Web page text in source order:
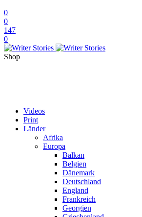
0
0
147
0
Shop
Videos
Print
Länder
Afrika
Europa
Balkan
Belgien
Dänemark
Deutschland
England
Frankreich
Georgien